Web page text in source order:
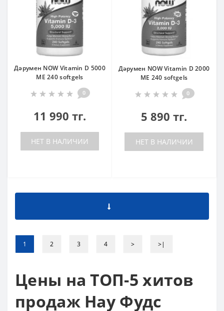
Дәрумен NOW Vitamin D 5000
ME 240 softgels
0
11 990 тг.
НЕТ В НАЛИЧИИ
Дәрумен NOW Vitamin D 2000
ME 240 softgels
0
5 890 тг.
НЕТ В НАЛИЧИИ
1 2 3 4 > >|
Цены на ТОП-5 хитов
продаж Нау Фудс